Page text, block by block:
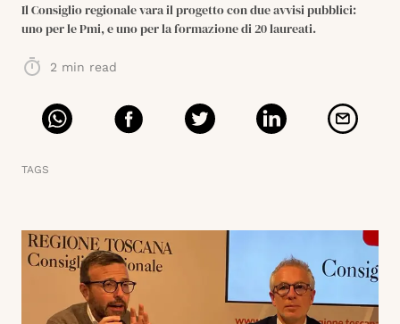
Il Consiglio regionale vara il progetto con due avvisi pubblici:
uno per le Pmi, e uno per la formazione di 20 laureati.
2 min read
TAGS